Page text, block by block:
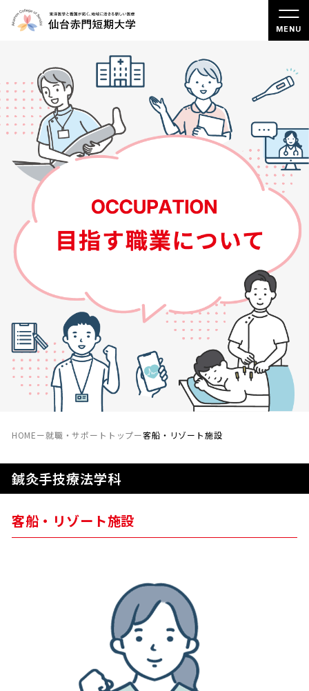
HOMEー就職・サポートトップー客船・リゾート施設
鍼灸手技療法学科
客船・リゾート施設